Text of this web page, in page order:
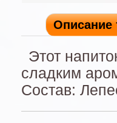
Описание
Этот
сладким
Состав: